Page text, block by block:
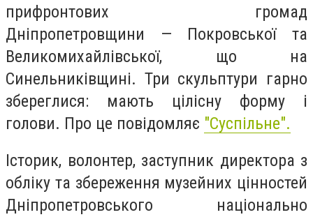
прифронтових громад
Дніпропетровщини — Покровської та
Великомихайлівської, що на
Синельниківщині. Три скульптури гарно
збереглися: мають цілісну форму і
голови. Про це повідомляє "Суспільне".
Історик, волонтер, заступник директора з
обліку та збереження музейних цінностей
Дніпропетровського національно